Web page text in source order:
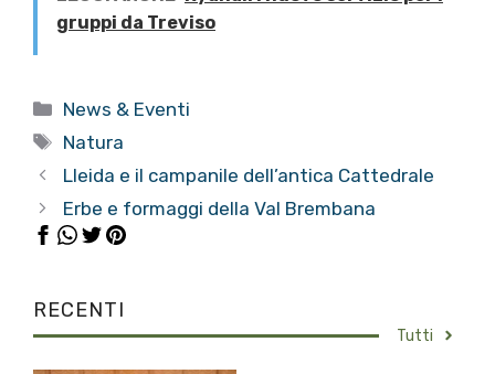
gruppi da Treviso
Categorie
News & Eventi
Tag
Natura
Lleida e il campanile dell’antica Cattedrale
Erbe e formaggi della Val Brembana
RECENTI
Tutti